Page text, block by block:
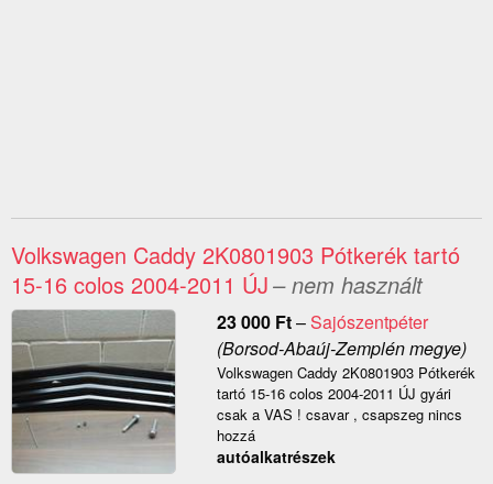
Volkswagen Caddy 2K0801903 Pótkerék tartó
15-16 colos 2004-2011 ÚJ– nem használt
23 000 Ft–Sajószentpéter
(Borsod-Abaúj-Zemplén megye)
Volkswagen Caddy 2K0801903 Pótkerék
tartó 15-16 colos 2004-2011 ÚJ gyári
csak a VAS ! csavar , csapszeg nincs
hozzá
autóalkatrészek